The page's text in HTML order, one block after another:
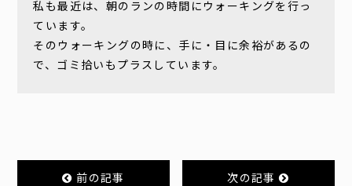
私も最近は、朝のランの時間にウォーキングを行っ
ています。
そのウォーキングの時に、手に・目に余裕があるの
で、ゴミ拾いもプラスしています。
前の記事 次の記事